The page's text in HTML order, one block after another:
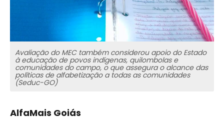
Avaliação do MEC também considerou apoio do Estado
à educação de povos indígenas, quilombolas e
comunidades do campo, o que assegura o alcance das
políticas de alfabetização a todas as comunidades
(Seduc-GO)
AlfaMais Goiás